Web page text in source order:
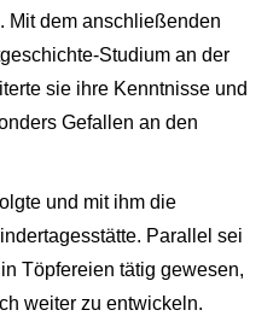
Mit dem anschließenden
Studium an der
sie ihre Kenntnisse und
Gefallen an den
und mit ihm die
Parallel sei
Töpfereien tätig gewesen,
weiter zu entwickeln.